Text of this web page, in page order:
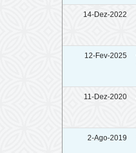
14-Dez-2022
12-Fev-2025
11-Dez-2020
2-Ago-2019